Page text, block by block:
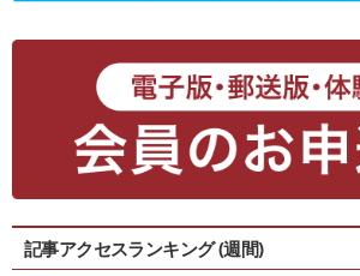
記事アクセスランキング (週間)